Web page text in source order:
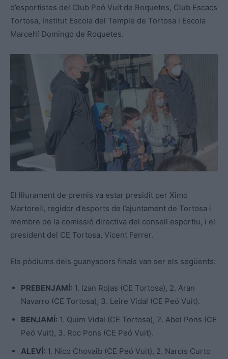
d’esportistes del Club Peó Vuit de Roquetes, Club Escacs
Tortosa, Institut Escola del Temple de Tortosa i Escola
Marcel·lí Domingo de Roquetes.
El lliurament de premis va estar presidit per Ximo
Martorell, regidor d’esports de l’ajuntament de Tortosa i
membre de la comissió directiva del consell esportiu, i el
president del CE Tortosa, Vicent Ferrer.
Els pòdiums dels guanyadors finals van ser els següents:
PREBENJAMÍ: 1. Izan Rojas (CE Tortosa), 2. Aran
Navarro (CE Tortosa), 3. Leire Vidal (CE Peó Vuit).
BENJAMÍ: 1. Quim Vidal (CE Tortosa), 2. Abel Pons (CE
Peó Vuit), 3. Roc Pons (CE Peó Vuit).
ALEVÍ: 1. Nico Chovaib (CE Peó Vuit), 2. Narcís Curto